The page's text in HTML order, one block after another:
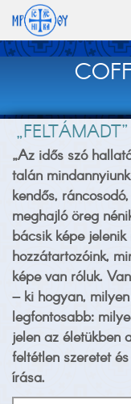
„Az idős szó
talán
kendős,
meghajló öreg
bácsik képe
hozzátartozóink,
képe van róluk.
– ki hogyan,
legfontosabb:
jelen az életükben
feltétlen szeretet
írása.